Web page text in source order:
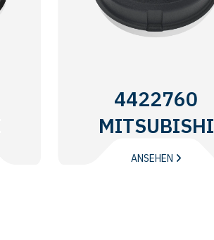
4422760
MITSUBISHI
ANSEHEN